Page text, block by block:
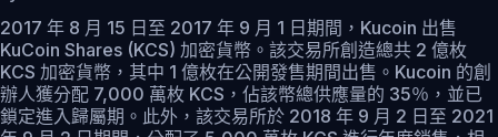
2017 年 8 月 15 日至 2017 年 9 月 1 日期間，Kucoin 出售
KuCoin Shares (KCS) 加密貨幣。該交易所創造總共 2 億枚
KCS 加密貨幣，其中 1 億枚在公開發售期間出售。Kucoin 的創
辦人獲分配 7,000 萬枚 KCS，佔該幣總供應量的 35％，並已
鎖定進入歸屬期。此外，該交易所於 2018 年 9 月 2 日至 2021